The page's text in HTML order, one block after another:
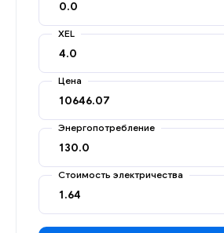
XEL
Цена
Энергопотребление
Стоимость электричества